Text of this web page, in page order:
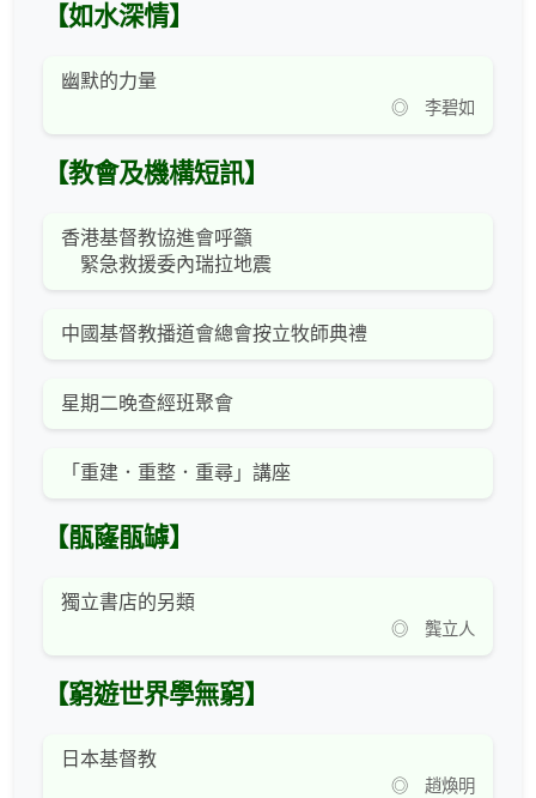
【如水深情】
幽默的力量
◎ 李碧如
【教會及機構短訊】
香港基督教協進會呼籲
緊急救援委內瑞拉地震
中國基督教播道會總會按立牧師典禮
星期二晚查經班聚會
「重建．重整．重尋」講座
【瓹窿瓹罅】
獨立書店的另類
◎ 龔立人
【窮遊世界學無窮】
日本基督教
◎ 趙煥明